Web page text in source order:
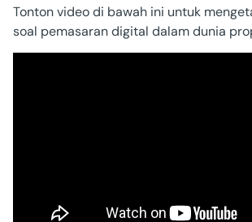
Tonton video di bawah ini untuk
soal pemasaran digital dalam dunia